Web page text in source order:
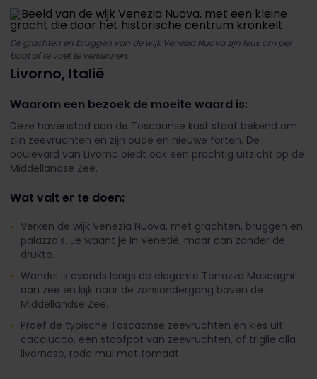
De grachten en bruggen van de wijk Venezia Nuova zijn leuk om per
boot of te voet te verkennen.
Livorno, Italië
Waarom een bezoek de moeite waard is:
Deze havenstad aan de Toscaanse kust staat bekend om
zijn zeevruchten en zijn oude en nieuwe forten. De
boulevard van Livorno biedt ook een prachtig uitzicht op de
Middellandse Zee.
Wat valt er te doen:
Verken de wijk Venezia Nuova, met grachten, bruggen en
palazzo's. Je waant je in Venetië, maar dan zonder de
drukte.
Wandel 's avonds langs de elegante Terrazza Mascagni
aan zee en kijk naar de zonsondergang boven de
Middellandse Zee.
Proef de typische Toscaanse zeevruchten en kies uit
cacciucco, een stoofpot van zeevruchten, of triglie alla
livornese, rode mul met tomaat.